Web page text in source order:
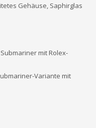
Gehäuse, Saphirglas
mit Rolex-
Variante mit